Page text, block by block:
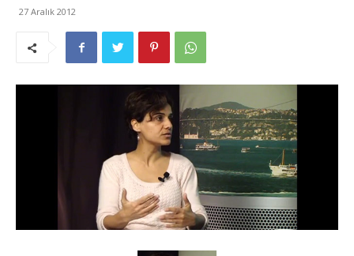
27 Aralık 2012